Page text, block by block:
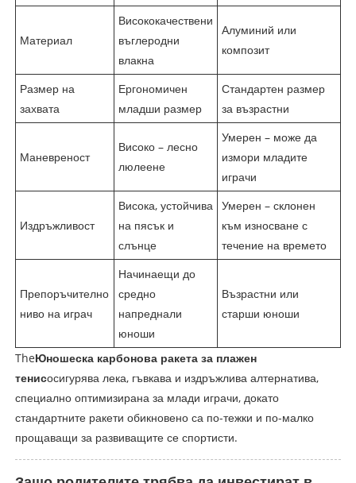
Материал
Висококачествени
въглеродни
влакна
Алуминий или
композит
Размер на
захвата
Ергономичен
младши размер
Стандартен размер
за възрастни
Маневреност
Високо – лесно
люлеене
Умерен – може да
измори младите
играчи
Издръжливост
Висока, устойчива
на пясък и
слънце
Умерен – склонен
към износване с
течение на времето
Препоръчително
ниво на играч
Начинаещи до
средно
напреднали
юноши
Възрастни или
старши юноши
TheЮношеска карбонова ракета за плажен
тенисосигурява лека, гъвкава и издръжлива алтернатива,
специално оптимизирана за млади играчи, докато
стандартните ракети обикновено са по-тежки и по-малко
прощаващи за развиващите се спортисти.